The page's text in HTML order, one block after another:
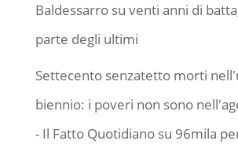
Baldessarro su venti anni di
parte degli ultimi
Settecento senzatetto morti
biennio: i poveri non sono
- Il Fatto Quotidianosu 96mila